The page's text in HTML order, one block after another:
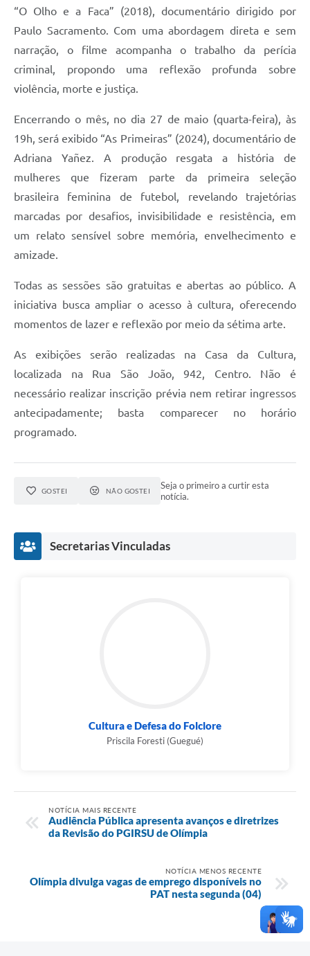
“O Olho e a Faca” (2018), documentário dirigido por
Paulo Sacramento. Com uma abordagem direta e sem
narração, o filme acompanha o trabalho da perícia
criminal, propondo uma reflexão profunda sobre
violência, morte e justiça.
Encerrando o mês, no dia 27 de maio (quarta-feira), às
19h, será exibido “As Primeiras” (2024), documentário de
Adriana Yañez. A produção resgata a história de
mulheres que fizeram parte da primeira seleção
brasileira feminina de futebol, revelando trajetórias
marcadas por desafios, invisibilidade e resistência, em
um relato sensível sobre memória, envelhecimento e
amizade.
Todas as sessões são gratuitas e abertas ao público. A
iniciativa busca ampliar o acesso à cultura, oferecendo
momentos de lazer e reflexão por meio da sétima arte.
As exibições serão realizadas na Casa da Cultura,
localizada na Rua São João, 942, Centro. Não é
necessário realizar inscrição prévia nem retirar ingressos
antecipadamente; basta comparecer no horário
programado.
GOSTEI NÃO GOSTEI
Seja o primeiro a curtir esta
notícia.
Secretarias Vinculadas
Cultura e Defesa do Folclore
Priscila Foresti (Guegué)
NOTÍCIA MAIS RECENTE
Audiência Pública apresenta avanços e diretrizes
da Revisão do PGIRSU de Olímpia
NOTÍCIA MENOS RECENTE
Olímpia divulga vagas de emprego disponíveis no
PAT nesta segunda (04)